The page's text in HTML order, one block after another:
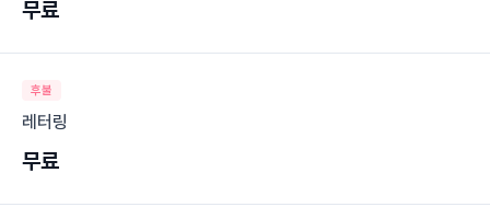
무료
후불
레터링
무료